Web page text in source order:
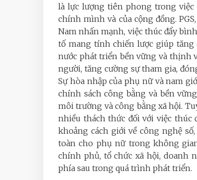
là lực lượng tiên phong trong việc
chính mình và của cộng đồng.
Nam nhấn mạnh, việc thúc đẩy
tố mang tính chiến lược giúp tăng
nước phát triển bền vững và thịnh
người, tăng cường sự tham gia,
Sự hòa nhập của phụ nữ và nam
chính sách công bằng và bền
môi trường và công bằng xã hội.
nhiều thách thức đối với việc thúc
khoảng cách giới về công nghệ
toàn cho phụ nữ trong không
chính phủ, tổ chức xã hội, doanh
phía sau trong quá trình phát triển.